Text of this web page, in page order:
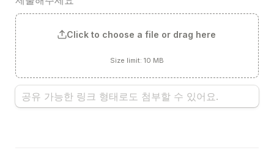
Click to choose a file or drag here
Size limit: 10 MB